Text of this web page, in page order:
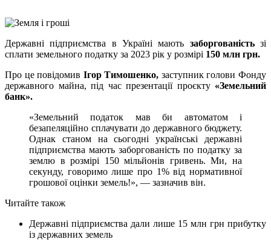
Link
Print
Державні підприємства в Україні мають заборгованістьзі
сплати земельного податку за 2023 рік у розмірі 150 млн грн.
Про це повідомив Ігор Тимошенко, заступник голови Фонду
державного майна, під час презентації проєкту«Земельний
банк».
«Земельний податок мав би автоматом і
безапеляційно сплачувати до державного бюджету.
Однак станом на сьогодні українські державні
підприємства мають заборгованість по податку за
землю в розмірі 150 мільйонів гривень. Ми, на
секунду, говоримо лише про 1% від нормативної
грошової оцінки земель!», — зазначив він.
Читайте також
Державні підприємства дали лише 15 млн грн прибутку
із державних земель